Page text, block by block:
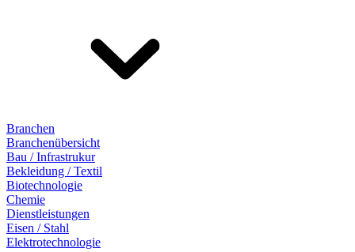
Branchen
Branchenübersicht
Bau / Infrastrukur
Bekleidung / Textil
Biotechnologie
Chemie
Dienstleistungen
Eisen / Stahl
Elektrotechnologie